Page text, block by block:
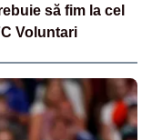
să fim la cel
Voluntari